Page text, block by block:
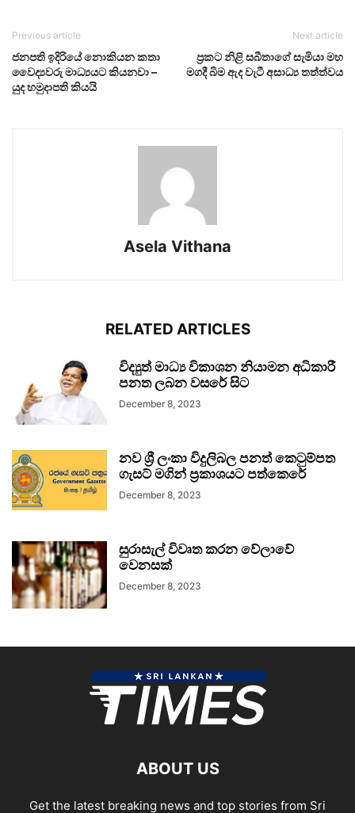
Previous article
ජනපති ඉදිරියේ නොකියන කතා
වෛද්‍යවරු මාධ්‍යයට කියනවා –
යුද හමුදාපති කියයි
Next article
ප‍්‍රකට නිළි සබීතාගේ සැමියා මහ
මගදී බිම ඇද වැටී අසාධ්‍ය තත්ත්වය
Asela Vithana
RELATED ARTICLES
විද්‍යුත් මාධ්‍ය විකාශන නියාමන අධිකාරී
පනත ලබන වසරේ සිට
December 8, 2023
නව ශ්‍රී ලංකා විදුලිබල පනත් කෙටුම්පත
ගැසට් මගින් ප්‍රකාශයට පත්කෙරේ
December 8, 2023
සුරාසැල් විවෘත කරන වේලාවේ
වෙනසක්
December 8, 2023
ABOUT US
Get the latest breaking news and top stories from Sri